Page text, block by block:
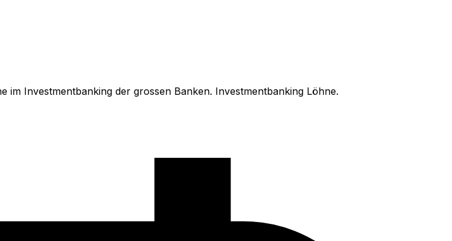
im Investmentbanking der grossen Banken. Investmentbanking Löhne.